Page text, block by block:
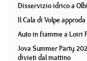
Disservizio idrico a
Il Cala di Volpe
Auto in fiamme a Loiri
Jova Summer Party
divieti dal mattino